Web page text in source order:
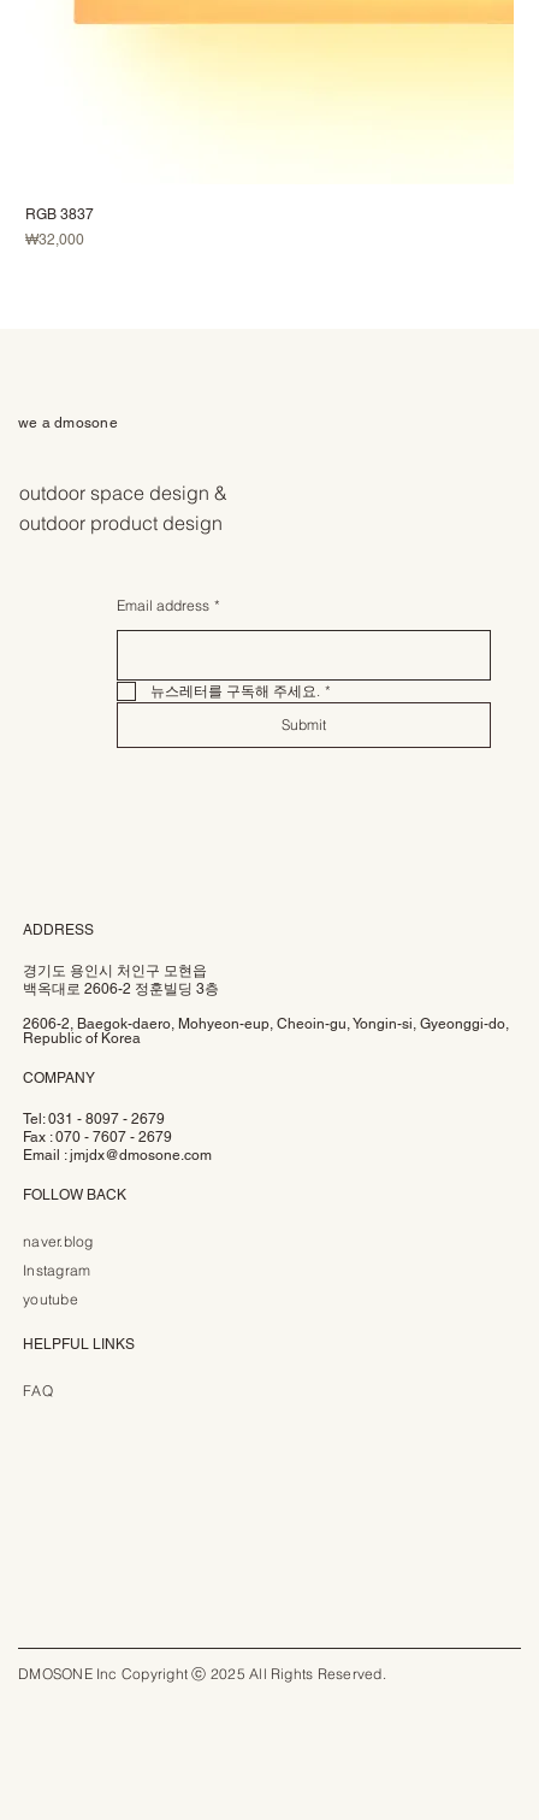
RGB 3837
가격
₩32,000
we a dmosone
outdoor space design &
outdoor product design
Email address *
뉴스레터를 구독해 주세요. *
Submit
ADDRESS
경기도 용인시 처인구 모현읍
백옥대로 2606-2 정훈빌딩 3층
2606-2, Baegok-daero, Mohyeon-eup, Cheoin-gu, Yongin-si, Gyeonggi-do,
Republic of Korea
COMPANY
Tel: 031 - 8097 - 2679
Fax : 070 - 7607 - 2679
Email :jmjdx@dmosone.com
FOLLOW BACK
naver.blog
Instagram
youtube
HELPFUL LINKS
FAQ
DMOSONE Inc Copyright ⓒ 2025 All Rights Reserved.​